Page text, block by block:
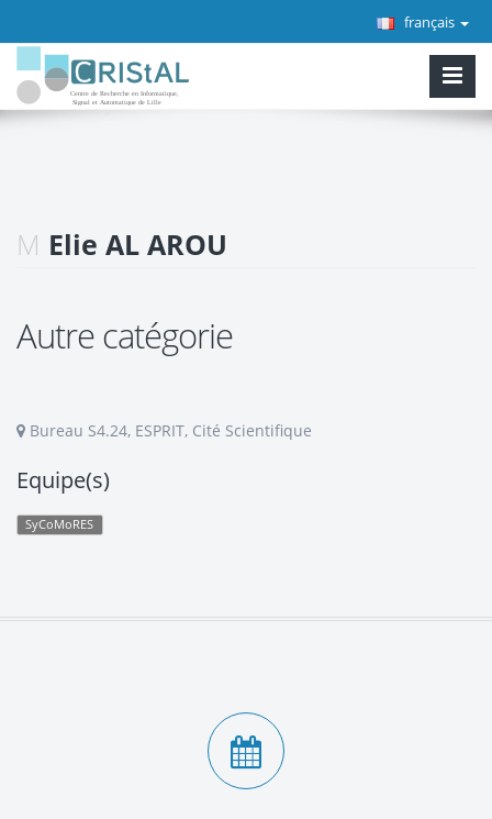
français
M Elie AL AROU
Autre catégorie
Bureau S4.24, ESPRIT, Cité Scientifique
Equipe(s)
SyCoMoRES